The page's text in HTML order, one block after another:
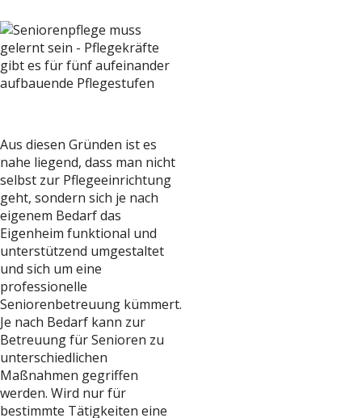
Aus diesen Gründen ist es
nahe liegend, dass man nicht
selbst zur Pflegeeinrichtung
geht, sondern sich je nach
eigenem Bedarf das
Eigenheim funktional und
unterstützend umgestaltet
und sich um eine
professionelle
Seniorenbetreuung kümmert.
Je nach Bedarf kann zur
Betreuung für Senioren zu
unterschiedlichen
Maßnahmen gegriffen
werden. Wird nur für
bestimmte Tätigkeiten eine